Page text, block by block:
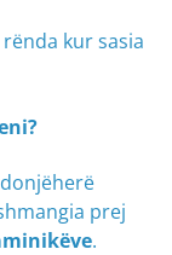
kur sasia
prej
.